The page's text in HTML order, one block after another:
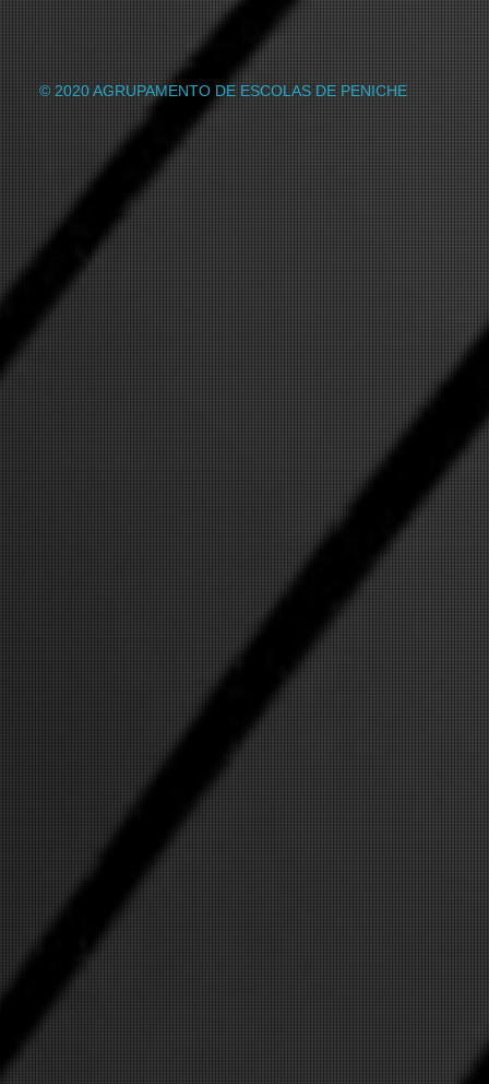
© 2020 AGRUPAMENTO DE ESCOLAS DE PENICHE